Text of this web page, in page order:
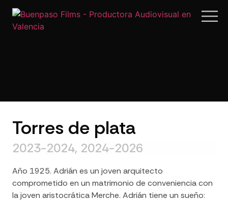
Torres de plata
2023-2024, 2024-2026
Año 1925. Adrián es un joven arquitecto
comprometido en un matrimonio de conveniencia con
la joven aristocrática Merche. Adrián tiene un sueño: